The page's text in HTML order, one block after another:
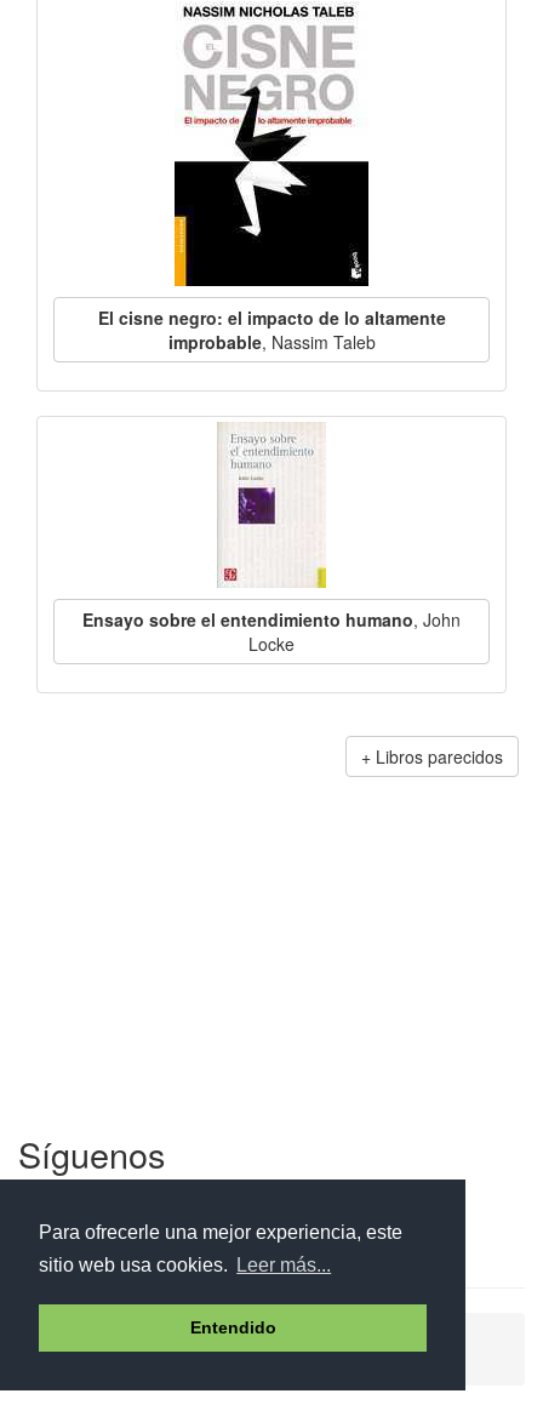
Para ofrecerle una mejor experiencia, este
sitio web usa cookies.
Leer más...
Entendido
El cisne negro: el impacto de lo altamente
improbable, Nassim Taleb
Ensayo sobre el entendimiento humano, John
Locke
Libros parecidos
Síguenos
Aviso legal